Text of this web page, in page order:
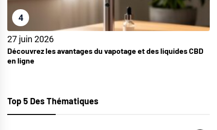
4
27 juin 2026
Découvrez les avantages du vapotage et des liquides CBD
en ligne
Top 5 Des Thématiques